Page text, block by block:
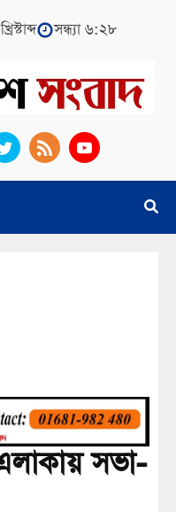
সন্ধ্যা ৬:২৮
সভা-